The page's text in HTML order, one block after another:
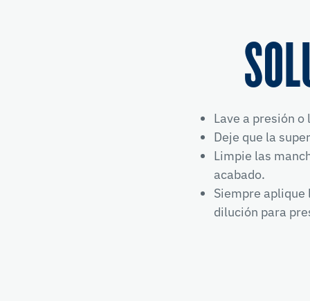
Lave a presión
Deje que la
Limpie las
acabado.
Siempre aplique
dilución para